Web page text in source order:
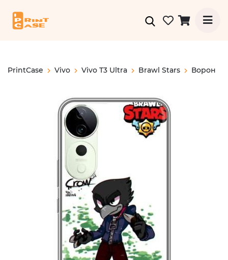
PrintCase Vivo Vivo T3 Ultra Brawl Stars Ворон